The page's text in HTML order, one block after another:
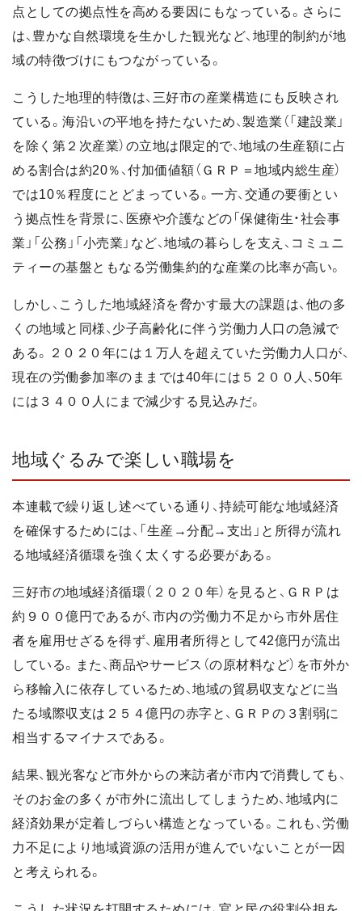
点としての拠点性を高める要因にもなっている。さらに
は、豊かな自然環境を生かした観光など、地理的制約が地
域の特徴づけにもつながっている。
こうした地理的特徴は、三好市の産業構造にも反映され
ている。海沿いの平地を持たないため、製造業（「建設業」
を除く第２次産業）の立地は限定的で、地域の生産額に占
める割合は約20％、付加価値額（ＧＲＰ＝地域内総生産）
では10％程度にとどまっている。一方、交通の要衝とい
う拠点性を背景に、医療や介護などの「保健衛生・社会事
業」「公務」「小売業」など、地域の暮らしを支え、コミュニ
ティーの基盤ともなる労働集約的な産業の比率が高い。
しかし、こうした地域経済を脅かす最大の課題は、他の多
くの地域と同様、少子高齢化に伴う労働力人口の急減で
ある。２０２０年には１万人を超えていた労働力人口が、
現在の労働参加率のままでは40年には５２００人、50年
には３４００人にまで減少する見込みだ。
地域ぐるみで楽しい職場を
本連載で繰り返し述べている通り、持続可能な地域経済
を確保するためには、「生産→分配→支出」と所得が流れ
る地域経済循環を強く太くする必要がある。
三好市の地域経済循環（２０２０年）を見ると、ＧＲＰは
約９００億円であるが、市内の労働力不足から市外居住
者を雇用せざるを得ず、雇用者所得として42億円が流出
している。また、商品やサービス（の原材料など）を市外か
ら移輸入に依存しているため、地域の貿易収支などに当
たる域際収支は２５４億円の赤字と、ＧＲＰの３割弱に
相当するマイナスである。
結果、観光客など市外からの来訪者が市内で消費しても、
そのお金の多くが市外に流出してしまうため、地域内に
経済効果が定着しづらい構造となっている。これも、労働
力不足により地域資源の活用が進んでいないことが一因
と考えられる。